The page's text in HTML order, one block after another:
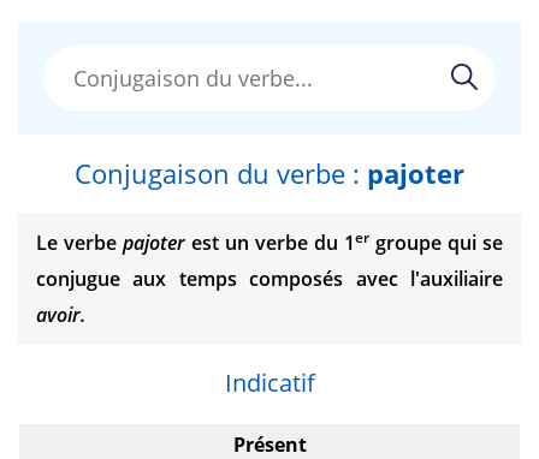
Conjugaison du verbe : pajoter
Le verbe pajoter est un verbe du 1er groupe qui se
conjugue aux temps composés avec l'auxiliaire
avoir.
Indicatif
Présent